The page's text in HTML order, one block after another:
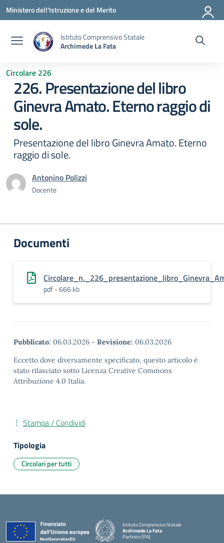
Vai ai contenuti
Vai al menu di navigazione
Vai al footer
Ministero dell'Istruzione e del Merito
Istituto Comprensivo Statale
Archimede La Fata
Circolare 226
226. Presentazione del libro
Ginevra Amato. Eterno raggio di
sole.
Presentazione del libro Ginevra Amato. Eterno
raggio di sole.
Antonino Polizzi
Docente
Documenti
pdf - 666 kb
Pubblicato: 06.03.2026 - Revisione: 06.03.2026
Eccetto dove diversamente specificato, questo articolo è
stato rilasciato sotto Licenza Creative Commons
Attribuzione 4.0 Italia.
Stampa / Condividi
Tipologia
Circolari per tutti
Istituto Comprensivo Statale
Archimede La Fata
Partinico (PA)